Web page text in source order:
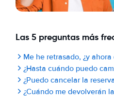
Las 5 preguntas más
Me he retrasado, ¿y ahora
¿Hasta cuándo puedo
¿Puedo cancelar la
¿Cuándo me devolverán